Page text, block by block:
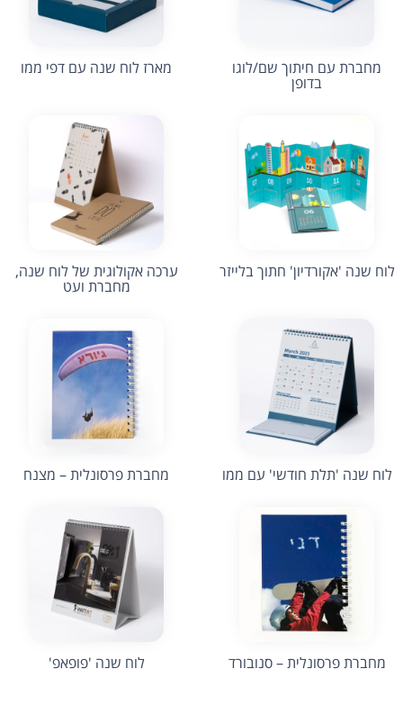
מחברת עם חיתוך שם/לוגו
בדופן
מארז לוח שנה עם דפי ממו
לוח שנה 'אקורדיון' חתוך בלייזר ערכה אקולוגית של לוח שנה,
מחברת ועט
לוח שנה 'תלת חודשי' עם ממו מחברת פרסונלית – מצנח
מחברת פרסונלית – סנובורד לוח שנה 'פופאפ'